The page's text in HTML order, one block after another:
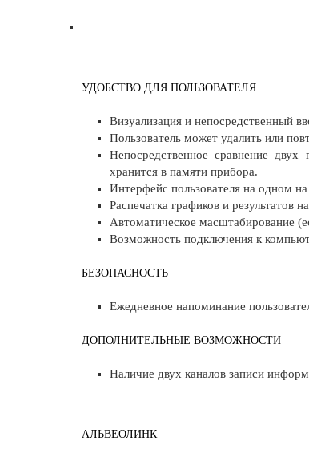
УДОБСТВО ДЛЯ ПОЛЬЗОВАТЕЛЯ
Визуализация и непосредственный
Пользователь может удалить или
Непосредственное сравнение
хранится в памяти прибора.
Интерфейс пользователя на одном
Распечатка графиков и результатов
Автоматическое масштабирование
Возможность подключения к
БЕЗОПАСНОСТЬ
Ежедневное напоминание
ДОПОЛНИТЕЛЬНЫЕ ВОЗМОЖНОСТИ
Наличие двух каналов записи
АЛЬВЕОЛИНК